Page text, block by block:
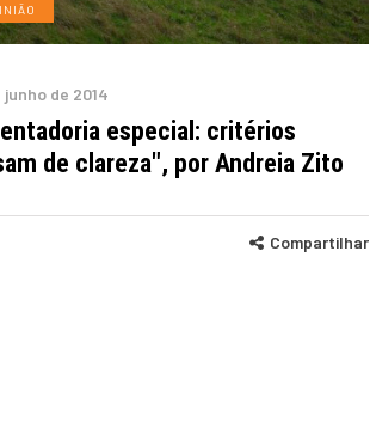
junho de 2014
especial: critérios
de clareza", por Andreia Zito
Compartilhar